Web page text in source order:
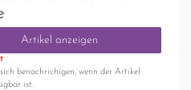
Artikel anzeigen
benachrichigen, wenn der Artikel
ist.